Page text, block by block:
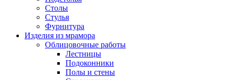
Столы
Стулья
Фурнитура
Изделия из мрамора
Облицовочные работы
Лестницы
Подоконники
Полы и стены